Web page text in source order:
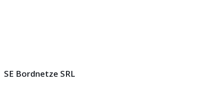
SE Bordnetze SRL